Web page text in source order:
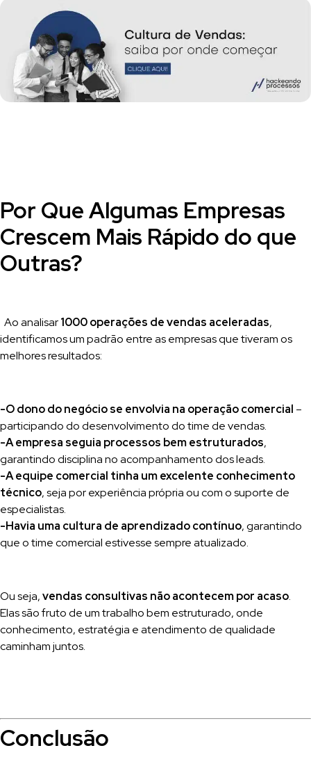
Por Que Algumas Empresas
Crescem Mais Rápido do que
Outras?
Ao analisar1000 operações de vendas aceleradas,
identificamos um padrão entre as empresas que tiveram os
melhores resultados:
-O dono do negócio se envolvia na operação comercial –
participando do desenvolvimento do time de vendas.
-A empresa seguia processos bem estruturados,
garantindo disciplina no acompanhamento dos leads.
-A equipe comercial tinha um excelente conhecimento
técnico, seja por experiência própria ou com o suporte de
especialistas.
-Havia uma cultura de aprendizado contínuo, garantindo
que o time comercial estivesse sempre atualizado.
Ou seja,vendas consultivas não acontecem por acaso.
Elas são fruto de um trabalho bem estruturado, onde
conhecimento, estratégia e atendimento de qualidade
caminham juntos.
Conclusão